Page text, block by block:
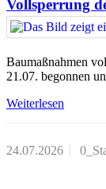
Vollsperrung
Baumaßnahmen
21.07. begonnen
Weiterlesen
24.07.2026